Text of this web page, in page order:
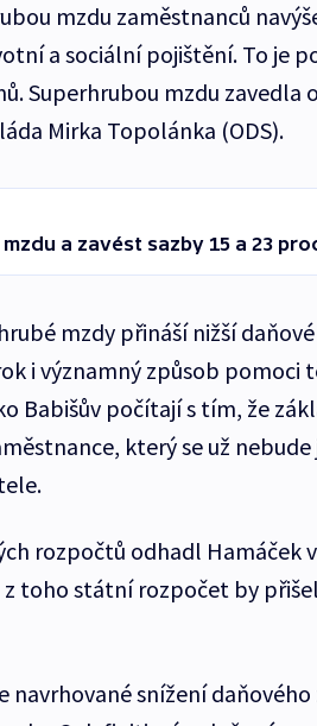
mzdu zaměstnanců
a sociální pojištění. To je
Superhrubou mzdu zavedla
Mirka Topolánka (ODS).
a zavést sazby 15 a 23
mzdy přináší nižší
i významný způsob pomoci
Babišův počítají s tím, že
který se už nebude
rozpočtů odhadl Hamáček
toho státní rozpočet by
navrhované snížení